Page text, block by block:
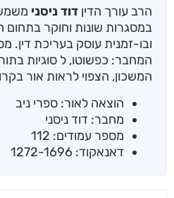
הרב עורך הדין דוד ניסני
במסגרות שונות וחוקר
ובו-זמנית עוסק בעריכת דין.
המחבר: כפשוטו, ל סוגיות
המשכון, הצפוי לראות אור
הוצאה לאור: ספרי ניב
מחבר: דוד ניסני
מספר עמודים: 112
דאנאקוד: 1272-1696